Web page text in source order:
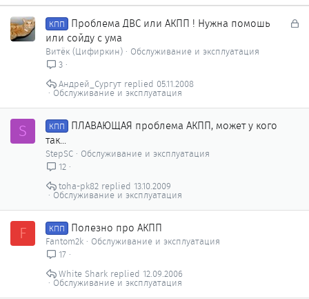
З
КПП
Проблема ДВС или АКПП ! Нужна помошь
или сойду с ума
Витёк (Цифиркин)
Обслуживание и эксплуатация
3
Обслуживание и эксплуатация
05.11.2008
Андрей_Сургут
S КПП
ПЛАВАЮЩАЯ проблема АКПП, может у кого
так...
StepSC
Обслуживание и эксплуатация
12
Обслуживание и эксплуатация
13.10.2009
toha-pk82
F КПП Полезно про АКПП
Fantom2k
Обслуживание и эксплуатация
17
Обслуживание и эксплуатация
12.09.2006
White Shark